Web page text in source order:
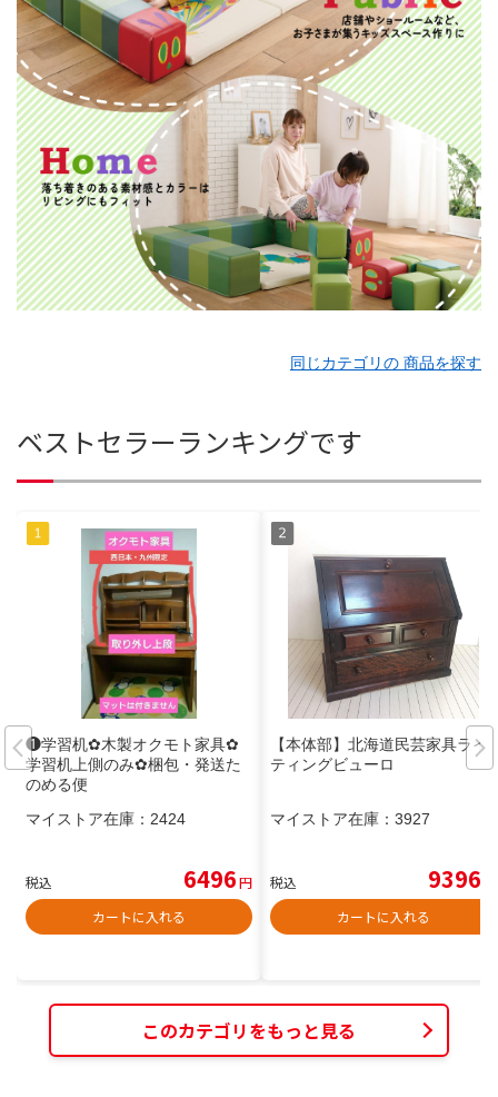
同じカテゴリの 商品を探す
ベストセラーランキングです
❶学習机✿木製オクモト家具✿
学習机上側のみ✿梱包・発送た
のめる便
マイストア在庫： 2424
税込 6496円
カートに入れる
【本体部】北海道民芸家具ライ
ティングビューロ
マイストア在庫： 3927
税込 9396
カートに入れる
このカテゴリをもっと見る